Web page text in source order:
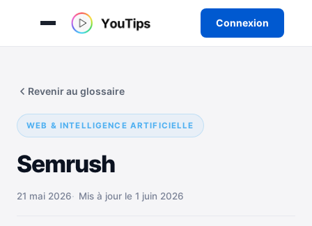
Connexion
contenu
WEB & INTELLIGENCE ARTIFICIELLE
Semrush
Revenir au glossaire
21 mai 2026 Mis à jour le 1 juin 2026